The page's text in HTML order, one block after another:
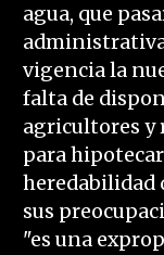
agua, que
vigencia la
falta de
agricultores y
para
heredabilidad
sus
"es una